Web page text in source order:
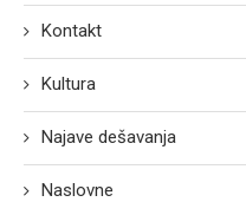
Kontakt
Kultura
Najave dešavanja
Naslovne